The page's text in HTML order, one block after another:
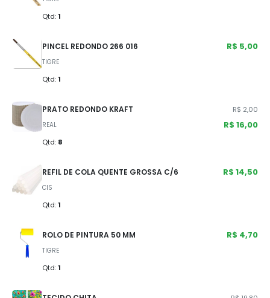
Qtd: 1
PINCEL REDONDO 266 016
TIGRE
Qtd: 1
R$ 5,00
PRATO REDONDO KRAFT
REAL
Qtd: 8
R$ 2,00
R$ 16,00
REFIL DE COLA QUENTE GROSSA C/6
CIS
Qtd: 1
R$ 14,50
ROLO DE PINTURA 50 MM
TIGRE
Qtd: 1
R$ 4,70